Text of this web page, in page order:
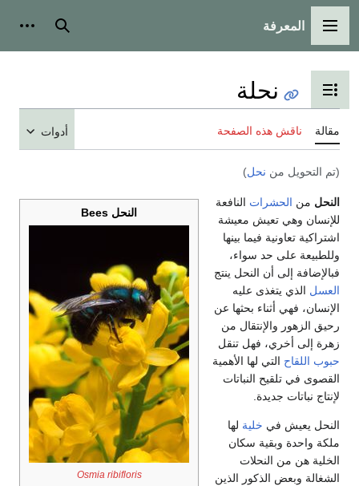
القائمة الرئيسية
المعرفة بحث
تبديل عرض جدول المحتويات
نحلة
مقالة ناقش هذه الصفحة أدوات
(تم التحويل من نحل)
النحل Bees
Osmia ribifloris
النحل من الحشرات النافعة
للإنسان وهي تعيش معيشة
اشتراكية تعاونية فيما بينها
وللطبيعة على حد سواء،
فبالإضافة إلى أن النحل ينتج
العسل الذي يتغذى عليه
الإنسان، فهي أثناء بحثها عن
رحيق الزهور والإنتقال من
زهرة إلى أخري، فهل تنقل
حبوب اللقاح التي لها الأهمية
القصوى في تلقيح النباتات
لإنتاج نباتات جديدة.
النحل يعيش في خلية لها
ملكة واحدة وبقية سكان
الخلية هن من النحلات
الشغالة وبعض الذكور الذين